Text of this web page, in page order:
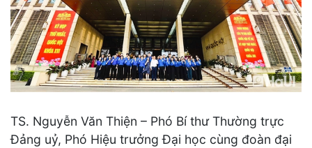
TS. Nguyễn Văn Thiện – Phó Bí thư Thường trực
Đảng uỷ, Phó Hiệu trưởng Đại học cùng đoàn đại